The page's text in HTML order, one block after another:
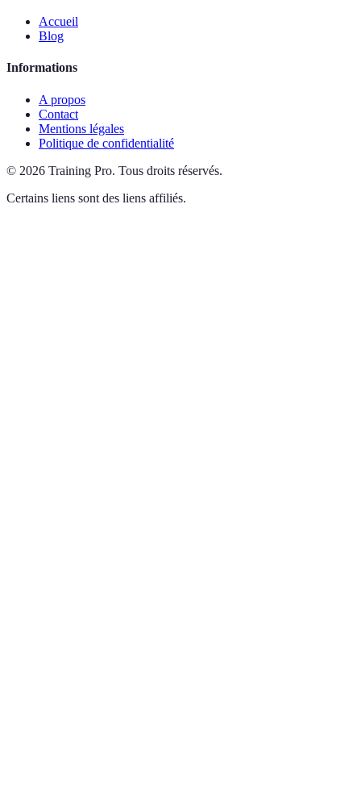
Accueil
Blog
Informations
A propos
Contact
Mentions légales
Politique de confidentialité
© 2026 Training Pro. Tous droits réservés.
Certains liens sont des liens affiliés.